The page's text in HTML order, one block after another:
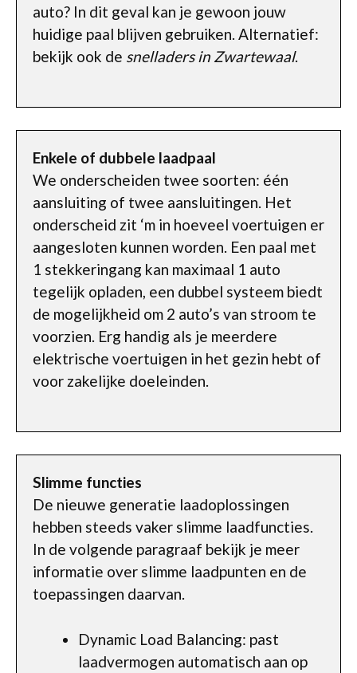
auto? In dit geval kan je gewoon jouw
huidige paal blijven gebruiken. Alternatief:
bekijk ook de snelladers in Zwartewaal.
Enkele of dubbele laadpaal
We onderscheiden twee soorten: één
aansluiting of twee aansluitingen. Het
onderscheid zit ‘m in hoeveel voertuigen er
aangesloten kunnen worden. Een paal met
1 stekkeringang kan maximaal 1 auto
tegelijk opladen, een dubbel systeem biedt
de mogelijkheid om 2 auto’s van stroom te
voorzien. Erg handig als je meerdere
elektrische voertuigen in het gezin hebt of
voor zakelijke doeleinden.
Slimme functies
De nieuwe generatie laadoplossingen
hebben steeds vaker slimme laadfuncties.
In de volgende paragraaf bekijk je meer
informatie over slimme laadpunten en de
toepassingen daarvan.
Dynamic Load Balancing: past
laadvermogen automatisch aan op